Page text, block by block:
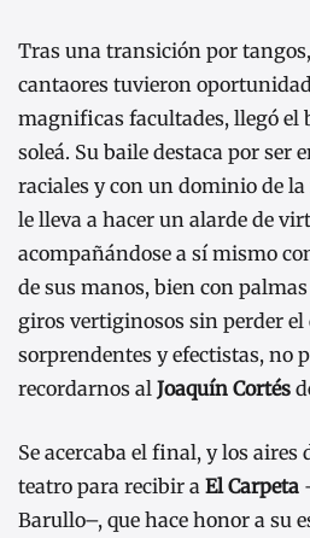
Tras una transición por
cantaores tuvieron
magnificas facultades, llegó el
soleá. Su baile destaca por ser
raciales y con un dominio de la
le lleva a hacer un alarde de
acompañándose a sí mismo
de sus manos, bien con
giros vertiginosos sin perder
sorprendentes y efectistas, no
recordarnos al Joaquín Cortés
Se acercaba el final, y los aires
teatro para recibir a El Carpeta
Barullo–, que hace honor a su